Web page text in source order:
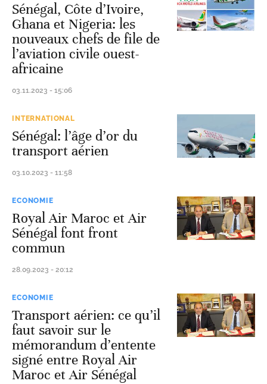
Sénégal, Côte d’Ivoire,
Ghana et Nigeria: les
nouveaux chefs de file de
l’aviation civile ouest-
africaine
03.11.2023 - 15:06
INTERNATIONAL
Sénégal: l’âge d’or du
transport aérien
03.10.2023 - 11:58
ECONOMIE
Royal Air Maroc et Air
Sénégal font front
commun
28.09.2023 - 20:12
ECONOMIE
Transport aérien: ce qu’il
faut savoir sur le
mémorandum d’entente
signé entre Royal Air
Maroc et Air Sénégal